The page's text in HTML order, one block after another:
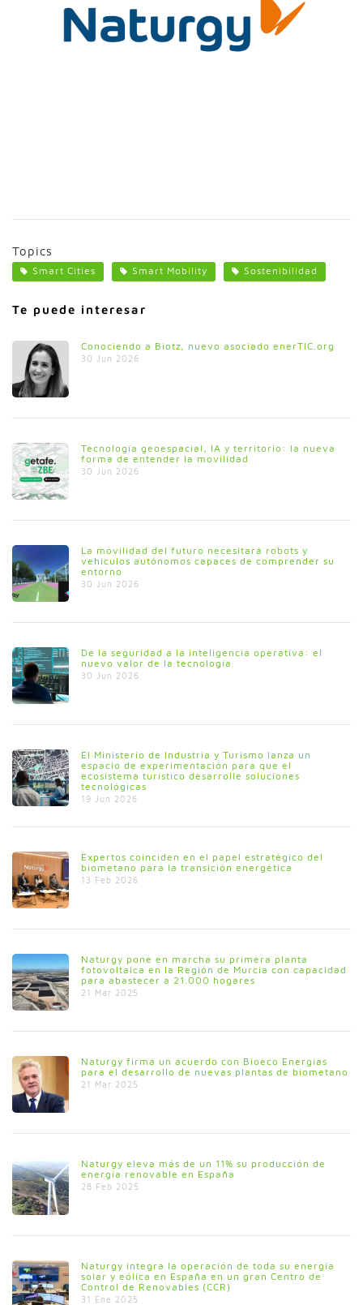
Topics
Smart Cities Smart Mobility Sostenibilidad
Te puede interesar
Conociendo a Biotz, nuevo asociado enerTIC.org
30 Jun 2026
Tecnología geoespacial, IA y territorio: la nueva
forma de entender la movilidad
30 Jun 2026
La movilidad del futuro necesitará robots y
vehículos autónomos capaces de comprender su
entorno
30 Jun 2026
De la seguridad a la inteligencia operativa: el
nuevo valor de la tecnología
30 Jun 2026
El Ministerio de Industria y Turismo lanza un
espacio de experimentación para que el
ecosistema turístico desarrolle soluciones
tecnológicas
19 Jun 2026
Expertos coinciden en el papel estratégico del
biometano para la transición energética
13 Feb 2026
Naturgy pone en marcha su primera planta
fotovoltaica en la Región de Murcia con capacidad
para abastecer a 21.000 hogares
21 Mar 2025
Naturgy firma un acuerdo con Bioeco Energías
para el desarrollo de nuevas plantas de biometano
21 Mar 2025
Naturgy eleva más de un 11% su producción de
energía renovable en España
28 Feb 2025
Naturgy integra la operación de toda su energía
solar y eólica en España en un gran Centro de
Control de Renovables (CCR)
31 Ene 2025